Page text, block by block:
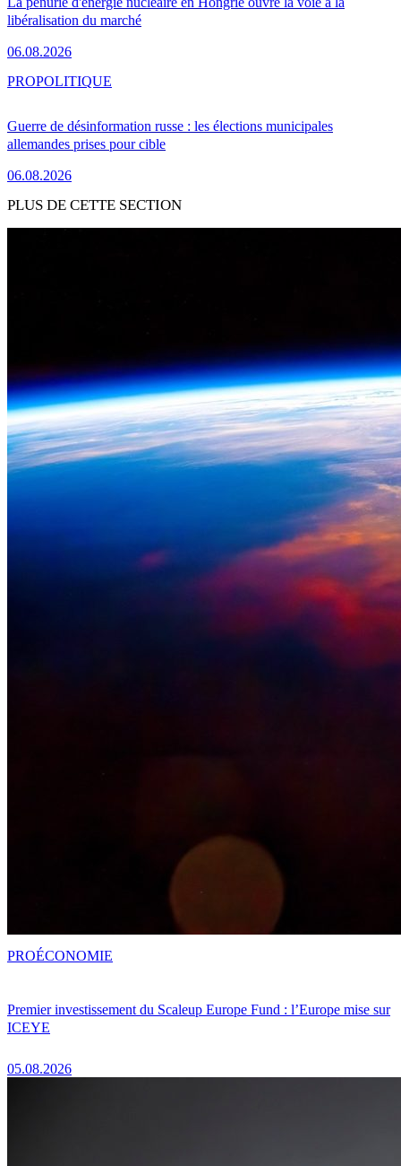
libéralisation du marché
06.08.2026
Guerre de désinformation russe : les élections municipales
allemandes prises pour cible
06.08.2026
PROPOLITIQUE
PLUS DE CETTE SECTION
Premier investissement du Scaleup Europe Fund : l’Europe mise sur
ICEYE
05.08.2026
PROÉCONOMIE